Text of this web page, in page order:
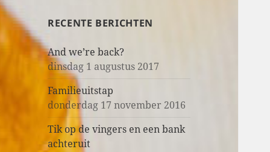
RECENTE BERICHTEN
And we’re back?
dinsdag 1 augustus 2017
Familieuitstap
donderdag 17 november 2016
Tik op de vingers en een bank
achteruit